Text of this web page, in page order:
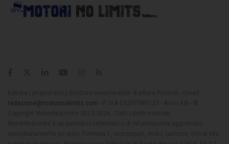
redazione@motorinolimits.com